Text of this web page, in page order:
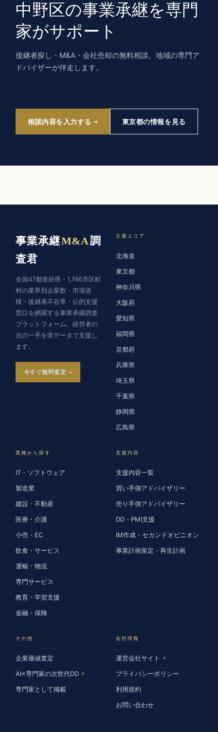
中野区の事業承継を専門
家がサポート
後継者探し・M&A・会社売却の無料相談。地域の専門ア
ドバイザーが伴走します。
相談内容を入力する 東京都の情報を見る
事業承継M&A調
査君
全国47都道府県・1,746市区町
村の業界別企業数・市場規
模・後継者不在率・公的支援
窓口を網羅する事業承継調査
プラットフォーム。経営者の
次の一手を実データで支援し
ます。
今すぐ無料査定
主要エリア
北海道
東京都
神奈川県
大阪府
愛知県
福岡県
京都府
兵庫県
埼玉県
千葉県
静岡県
広島県
業種から探す
IT・ソフトウェア
製造業
建設・不動産
医療・介護
小売・EC
飲食・サービス
運輸・物流
専門サービス
教育・学習支援
金融・保険
支援内容
支援内容一覧
買い手側アドバイザリー
売り手側アドバイザリー
DD・PMI支援
IM作成・セカンドオピニオン
事業計画策定・再生計画
その他
企業価値査定
AI×専門家の次世代DD ↗
専門家として掲載
会社情報
運営会社サイト ↗
プライバシーポリシー
利用規約
お問い合わせ